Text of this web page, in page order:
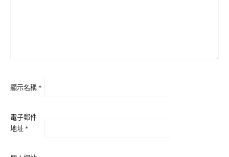
顯示名稱 *
電子郵件
地址 *